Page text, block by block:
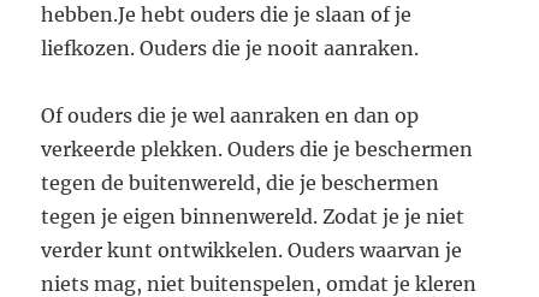
hebben.Je hebt ouders die je slaan of je
liefkozen. Ouders die je nooit aanraken.
Of ouders die je wel aanraken en dan op
verkeerde plekken. Ouders die je beschermen
tegen de buitenwereld, die je beschermen
tegen je eigen binnenwereld. Zodat je je niet
verder kunt ontwikkelen. Ouders waarvan je
niets mag, niet buitenspelen, omdat je kleren